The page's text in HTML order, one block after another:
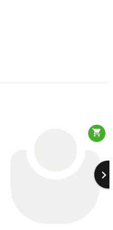
keyboard_arrow_right
shopping_cart